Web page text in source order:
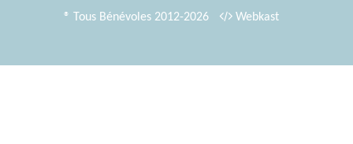
® Tous Bénévoles 2012-2026
Webkast